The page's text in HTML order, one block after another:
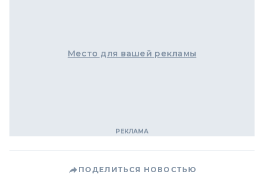
Место для вашей рекламы
ПОДЕЛИТЬСЯ НОВОСТЬЮ